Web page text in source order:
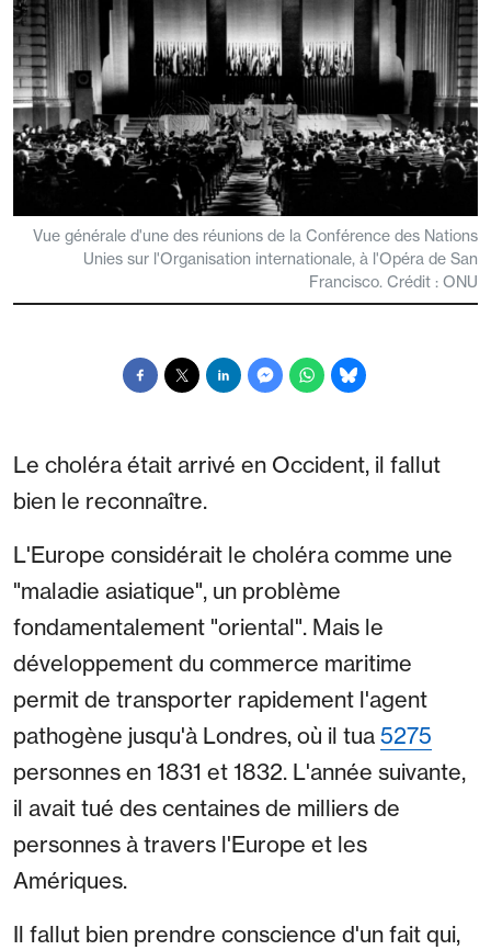
Vue générale d'une des réunions de la Conférence des Nations
Unies sur l'Organisation internationale, à l'Opéra de San
Francisco. Crédit : ONU
Le choléra était arrivé en Occident, il fallut
bien le reconnaître.
L'Europe considérait le choléra comme une
"maladie asiatique", un problème
fondamentalement "oriental". Mais le
développement du commerce maritime
permit de transporter rapidement l'agent
pathogène jusqu'à Londres, où il tua 5275
personnes en 1831 et 1832. L'année suivante,
il avait tué des centaines de milliers de
personnes à travers l'Europe et les
Amériques.
Il fallut bien prendre conscience d'un fait qui,